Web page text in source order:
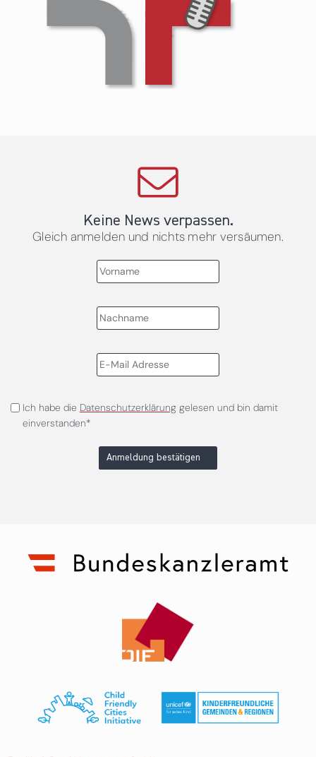
Keine News verpassen.
Gleich anmelden und nichts mehr versäumen.
Ich habe die Datenschutzerklärunggelesen und bin damit
einverstanden*
Anmeldung bestätigen